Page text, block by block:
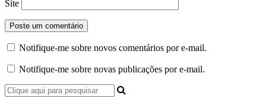
Site
Notifique-me sobre novos comentários por e-mail.
Notifique-me sobre novas publicações por e-mail.